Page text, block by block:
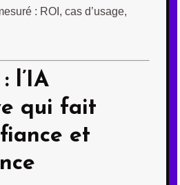
: ROI, cas d’usage,
: l’IA
qui fait
et